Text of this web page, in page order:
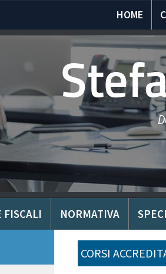
HOME
FISCALI NORMATIVA
CORSI